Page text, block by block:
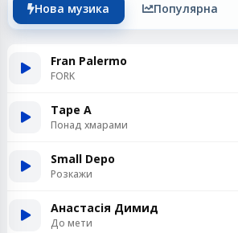
Нова музика Популярна
Fran Palermo
FORK
Tape A
Понад хмарами
Small Depo
Розкажи
Анастасія Димид
До мети